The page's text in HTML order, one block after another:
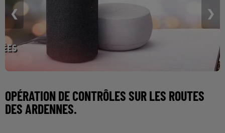
❮ ❯
OPÉRATION DE CONTRÔLES SUR LES ROUTES
DES ARDENNES.